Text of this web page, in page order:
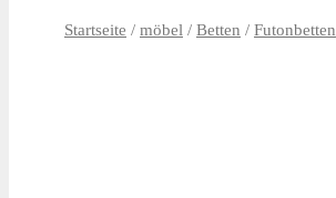
Startseite / möbel / Betten / Futonbetten